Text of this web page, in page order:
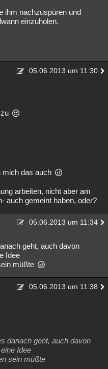
ihm nachzuspüren und
einzuholen.
05.06.2013 um 11:30
mich das auch
arbeiten, nicht aber am
auch gemeint haben, oder?
05.06.2013 um 11:34
geht, auch davon
Idee
müßte
05.06.2013 um 11:38
danach geht, auch davon
Idee
sein müßte